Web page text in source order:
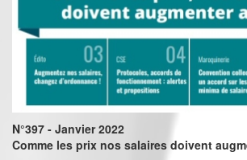
N°397 - Janvier 2022
Comme les prix nos salaires doivent